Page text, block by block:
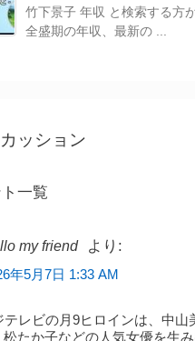
竹下景子 年収 と検索する方
全盛期の年収、最新の ...
ッション
一覧
my friend より:
年5月7日 1:33 AM
レビの月9ヒロインは、中山
たか子などの人気女優を生み